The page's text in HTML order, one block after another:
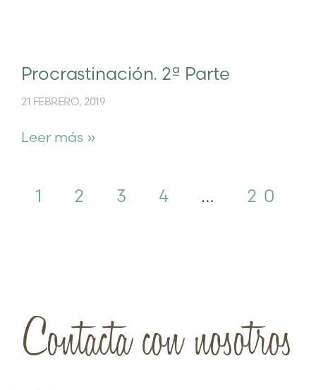
Procrastinación. 2ª Parte
21 FEBRERO, 2019
Leer más »
1 2 3 4 … 20
Contacta con nosotros